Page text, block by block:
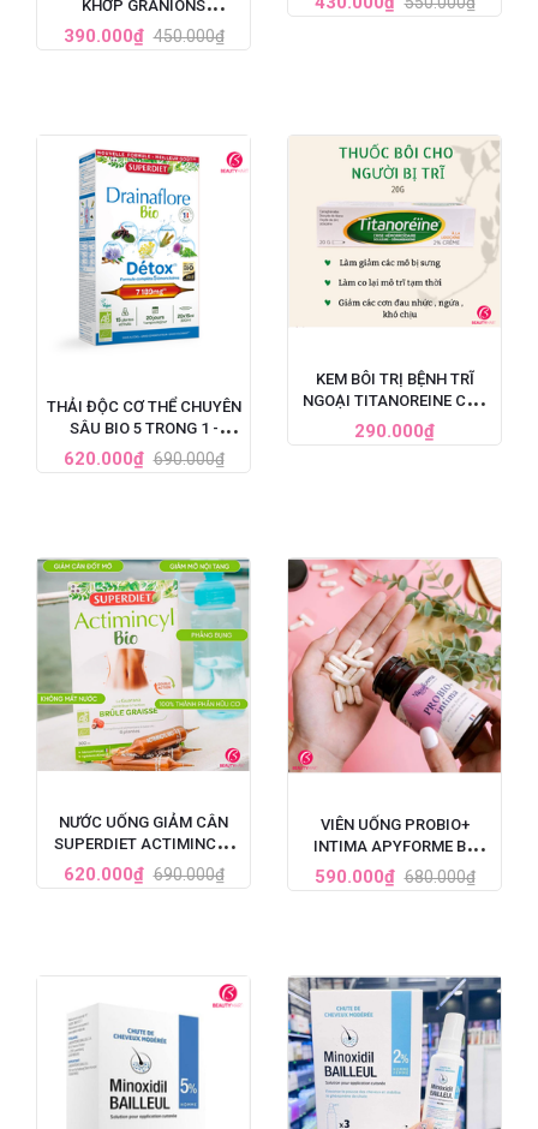
KHỚP GRANIONS
CHONDROSTEO
ARTICULATIONS CỦA
390.000₫ 450.000₫
60 VIÊN
THẢI ĐỘC CƠ THỂ CHUYÊN
SÂU BIO 5 TRONG 1 -
SUPERDIET DRAINAFLORE
BIO DÉTOX
620.000₫ 690.000₫
KEM BÔI TRỊ BỆNH TRĨ
NGOẠI TITANOREINE CỦA
PHÁP 20G - GIẢM ĐAU
HIỆU QUẢ NHANH CHÓNG
290.000₫
NƯỚC UỐNG GIẢM CÂN
SUPERDIET ACTIMINCYL
BIO ĐỐT MỠ ĐA TẦNG CỦA
PHÁP
620.000₫ 690.000₫
VIÊN UỐNG PROBIO+
INTIMA APYFORME BỔ
SUNG LỢI KHUẨN VÙNG KÍN
60 VIÊN CỦA PHÁP
590.000₫ 680.000₫